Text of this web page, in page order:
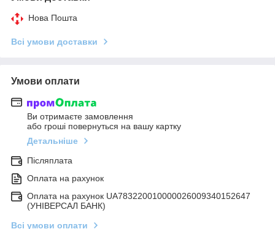
Нова Пошта
Всі умови доставки
Умови оплати
Ви отримаєте замовлення
або гроші повернуться на вашу картку
Детальніше
Післяплата
Оплата на рахунок
Оплата на рахунок UA783220010000026009340152647
(УНІВЕРСАЛ БАНК)
Всі умови оплати